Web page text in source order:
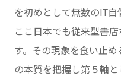
を初めとして無数のIT自
ここ日本でも従来型書
す。その現象を食い止
の本質を把握し第５軸